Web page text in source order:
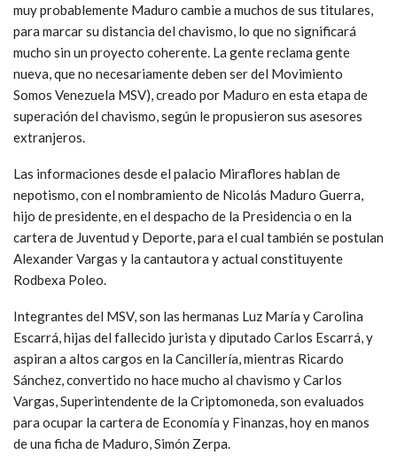
muy probablemente Maduro cambie a muchos de sus titulares,
para marcar su distancia del chavismo, lo que no significará
mucho sin un proyecto coherente. La gente reclama gente
nueva, que no necesariamente deben ser del Movimiento
Somos Venezuela MSV), creado por Maduro en esta etapa de
superación del chavismo, según le propusieron sus asesores
extranjeros.
Las informaciones desde el palacio Miraflores hablan de
nepotismo, con el nombramiento de Nicolás Maduro Guerra,
hijo de presidente, en el despacho de la Presidencia o en la
cartera de Juventud y Deporte, para el cual también se postulan
Alexander Vargas y la cantautora y actual constituyente
Rodbexa Poleo.
Integrantes del MSV, son las hermanas Luz María y Carolina
Escarrá, hijas del fallecido jurista y diputado Carlos Escarrá, y
aspiran a altos cargos en la Cancillería, mientras Ricardo
Sánchez, convertido no hace mucho al chavismo y Carlos
Vargas, Superintendente de la Criptomoneda, son evaluados
para ocupar la cartera de Economía y Finanzas, hoy en manos
de una ficha de Maduro, Simón Zerpa.